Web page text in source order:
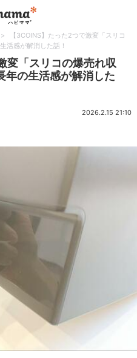
>
【3COINS】たった2つで激変「スリコ
活感が解消した話！
変「スリコの爆売れ収
年の生活感が解消した
2026.2.15 21:10